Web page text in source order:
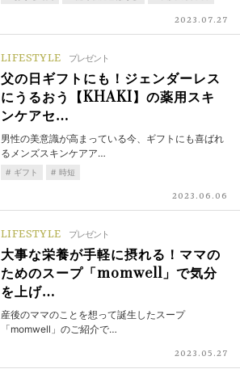
2023.07.27
LIFESTYLE プレゼント
父の日ギフトにも！ジェンダーレス
にうるおう【KHAKI】の薬用スキ
ンケアセ…
男性の美意識が高まっている今、ギフトにも喜ばれ
るメンズスキンケアア…
ギフト 時短
2023.06.06
LIFESTYLE プレゼント
大事な栄養が手軽に摂れる！ママの
ためのスープ「momwell」で気分
を上げ…
産後のママのことを想って誕生したスープ
「momwell」のご紹介で…
2023.05.27